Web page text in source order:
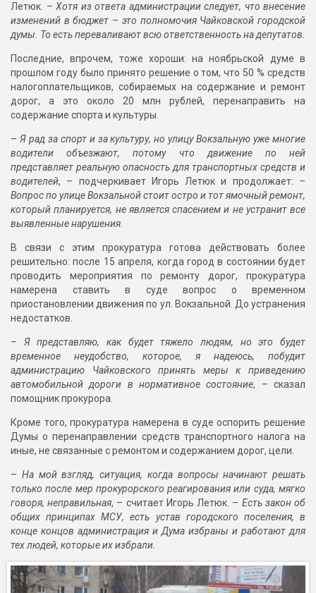
Летюк. – Хотя из ответа администрации следует, что внесение
изменений в бюджет – это полномочия Чайковской городской
думы. То есть переваливают всю ответственность на депутатов.
Последние, впрочем, тоже хороши: на ноябрьской думе в
прошлом году было принято решение о том, что 50 % средств
налогоплательщиков, собираемых на содержание и ремонт
дорог, а это около 20 млн рублей, перенаправить на
содержание спорта и культуры.
– Я рад за спорт и за культуру, но улицу Вокзальную уже многие
водители объезжают, потому что движение по ней
представляет реальную опасность для транспортных средств и
водителей, – подчеркивает Игорь Летюк и продолжает: –
Вопрос по улице Вокзальной стоит остро и тот ямочный ремонт,
который планируется, не является спасением и не устранит все
выявленные нарушения.
В связи с этим прокуратура готова действовать более
решительно: после 15 апреля, когда город в состоянии будет
проводить мероприятия по ремонту дорог, прокуратура
намерена ставить в суде вопрос о временном
приостановлении движения по ул. Вокзальной. До устранения
недостатков.
– Я представляю, как будет тяжело людям, но это будет
временное неудобство, которое, я надеюсь, побудит
администрацию Чайковского принять меры к приведению
автомобильной дороги в нормативное состояние, – сказал
помощник прокурора.
Кроме того, прокуратура намерена в суде оспорить решение
Думы о перенаправлении средств транспортного налога на
иные, не связанные с ремонтом и содержанием дорог, цели.
– На мой взгляд, ситуация, когда вопросы начинают решать
только после мер прокурорского реагирования или суда, мягко
говоря, неправильная, – считает Игорь Летюк. – Есть закон об
общих принципах МСУ, есть устав городского поселения, в
конце концов администрация и Дума избраны и работают для
тех людей, которые их избрали.